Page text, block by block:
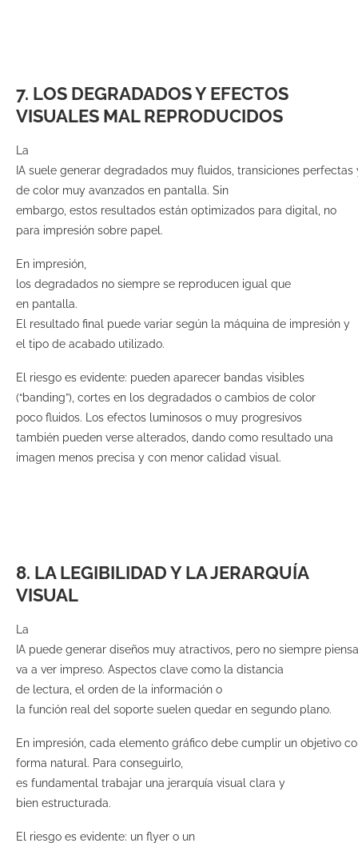
7. LOS DEGRADADOS Y EFECTOS
VISUALES MAL REPRODUCIDOS
La
IA suele generar degradados muy fluidos, transiciones
de color muy avanzados en pantalla. Sin
embargo, estos resultados están optimizados para digital, no
para impresión sobre papel.
En impresión,
los degradados no siempre se reproducen igual que
en pantalla.
El resultado final puede variar según la máquina de impresión y
el tipo de acabado utilizado.
El riesgo es evidente: pueden aparecer bandas visibles
(“banding”), cortes en los degradados o cambios de color
poco fluidos. Los efectos luminosos o muy progresivos
también pueden verse alterados, dando como resultado una
imagen menos precisa y con menor calidad visual.
8. LA LEGIBILIDAD Y LA JERARQUÍA
VISUAL
La
IA puede generar diseños muy atractivos, pero no siempre
va a ver impreso. Aspectos clave como la distancia
de lectura, el orden de la información o
la función real del soporte suelen quedar en segundo plano.
En impresión, cada elemento gráfico debe cumplir un objetivo
forma natural. Para conseguirlo,
es fundamental trabajar una jerarquía visual clara y
bien estructurada.
El riesgo es evidente: un flyer o un